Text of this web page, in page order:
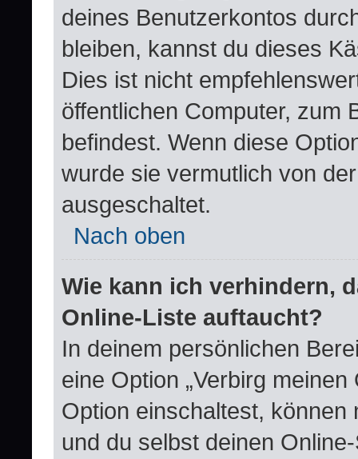
deines Benutzerkontos
bleiben, kannst du dieses
Dies ist nicht
öffentlichen Computer, zum
befindest. Wenn diese
wurde sie vermutlich von
ausgeschaltet.
Nach oben
Wie kann ich verhindern,
Online-Liste auftaucht?
In deinem persönlichen
eine Option „Verbirg
Option einschaltest, können
und du selbst deinen